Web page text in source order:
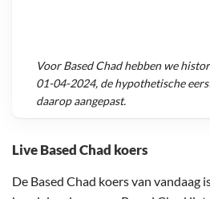
Live Based Chad koers
De Based Chad koers van vandaag
VoorBased Chadhebben we
01-04-2024, de hypothetische
daarop aangepast.